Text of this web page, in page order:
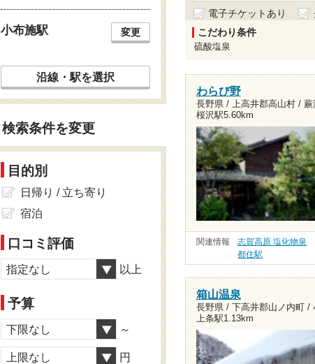
電子チケットあり
こだわり条件
硫酸塩泉
わらび野
長野県 / 上高井郡高山村 / 蕨
桜沢駅5.60km
関連情報 志賀高原 塩化物泉
都住駅
箱山温泉
長野県 / 下高井郡山ノ内町 /
上条駅1.13km
小布施駅 変更
沿線・駅を選択
検索条件を変更
目的別
日帰り / 立ち寄り
宿泊
口コミ評価
指定なし 以上
予算
下限なし ～
上限なし 円